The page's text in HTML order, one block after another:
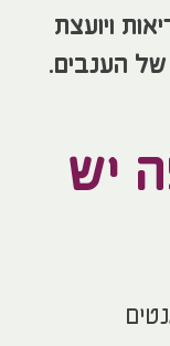
ויועצת
של הענבים.
יש